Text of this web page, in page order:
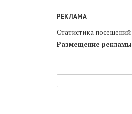
РЕКЛАМА
Статистика посещений
Размещение рекламы